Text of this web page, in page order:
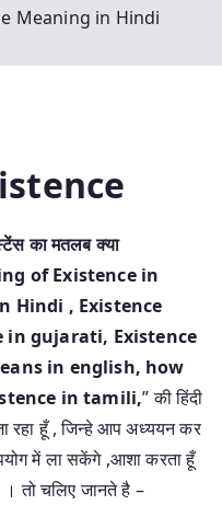
Meaning in Hindi
का मतलब क्या
of Existence in
Hindi , Existence
in gujarati, Existence
in english, how
in tamili,” की हिंदी
रहा हूँ , जिन्हे आप अध्ययन कर
में ला सकेंगे ,आशा करता हूँ
तो चलिए जानते है –